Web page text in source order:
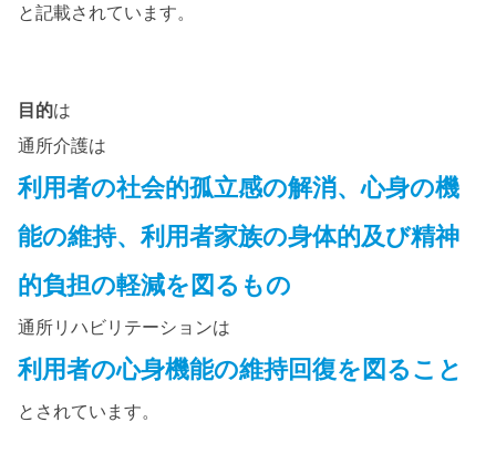
と記載されています。
目的は
通所介護は
利用者の社会的孤立感の解消、心身の機
能の維持、利用者家族の身体的及び精神
的負担の軽減を図るもの
通所リハビリテーションは
利用者の心身機能の維持回復を図ること
とされています。